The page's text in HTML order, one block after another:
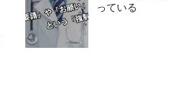
っている